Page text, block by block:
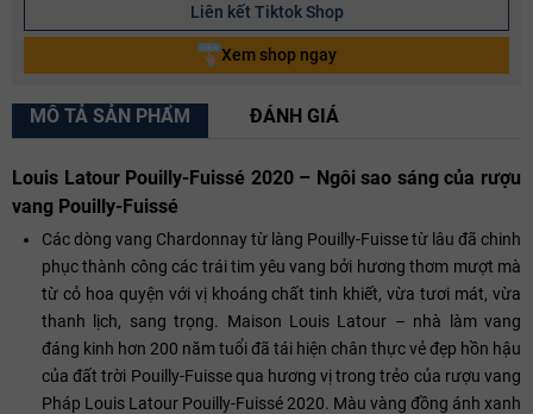
Liên kết Tiktok Shop
Xem shop ngay
MÔ TẢ SẢN PHẨM ĐÁNH GIÁ
Louis Latour Pouilly-Fuissé 2020 – Ngôi sao sáng của rượu
vang Pouilly-Fuissé
Các dòng vang Chardonnay từ làng Pouilly-Fuisse từ lâu đã chinh
phục thành công các trái tim yêu vang bởi hương thơm mượt mà
từ cỏ hoa quyện với vị khoáng chất tinh khiết, vừa tươi mát, vừa
thanh lịch, sang trọng. Maison Louis Latour – nhà làm vang
đáng kinh hơn 200 năm tuổi đã tái hiện chân thực vẻ đẹp hồn hậu
của đất trời Pouilly-Fuisse qua hương vị trong trẻo của rượu vang
Pháp Louis Latour Pouilly-Fuissé 2020. Màu vàng đồng ánh xanh